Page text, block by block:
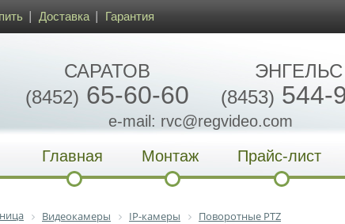
Доставка Гарантия
САРАТОВ
(8452) 65-60-60
ЭНГЕЛЬС
(8453) 544-
e-mail: rvc@regvideo.com
Главная Монтаж Прайс-лист
Видеокамеры IP-камеры
Поворотные PTZ